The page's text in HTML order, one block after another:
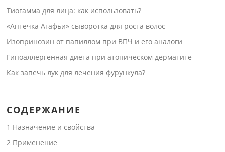
Тиогамма для лица: как использовать?
«Аптечка Агафьи» сыворотка для роста волос
Изопринозин от папиллом при ВПЧ и его аналоги
Гипоаллергенная диета при атопическом дерматите
Как запечь лук для лечения фурункула?
СОДЕРЖАНИЕ
1 Назначение и свойства
2 Применение